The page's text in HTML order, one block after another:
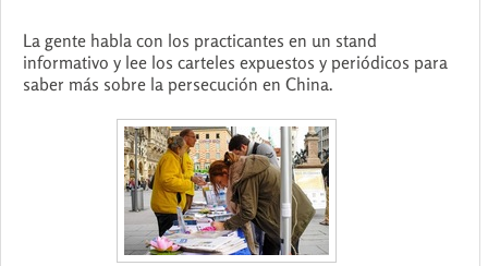
La gente habla con los practicantes en un stand
informativo y lee los carteles expuestos y periódicos para
saber más sobre la persecución en China.